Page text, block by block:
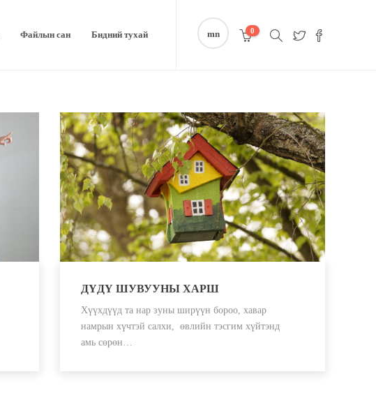
Файлын сан Бидний тухай mn 0
ДҮДҮ ШУВУУНЫ ХАРШ
Хүүхдүүд та нар зуны ширүүн бороо, хавар
намрын хүчтэй салхи, өвлийн тэсгим хүйтэнд
амь сөрөн…